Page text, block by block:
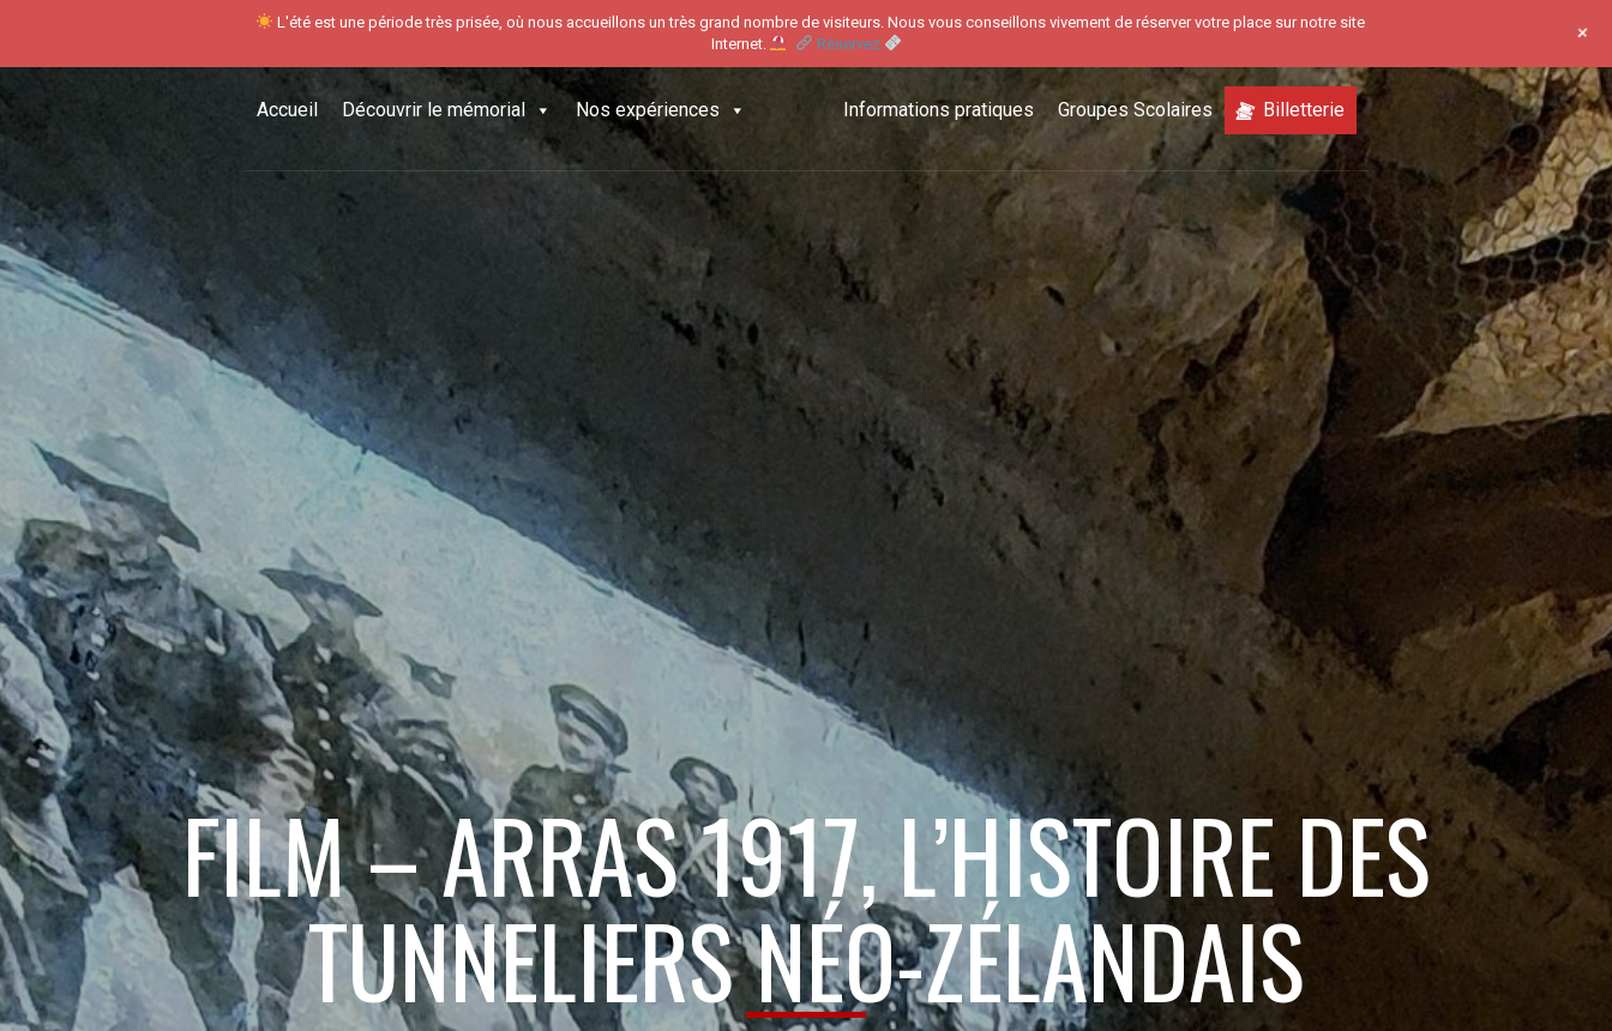
Aller
au
contenu
Accueil Découvrir le mémorial Nos expériences Informations pratiques Groupes Scolaires Billetterie
FILM – ARRAS 1917, L’HISTOIRE DES
TUNNELIERS NÉO-ZÉLANDAIS
L'été est une période très prisée, où nous accueillons un très grand nombre de visiteurs. Nous vous conseillons vivement de réserver votre place sur notre site
Internet.
Réservez +
Panneau de gestion des cookies